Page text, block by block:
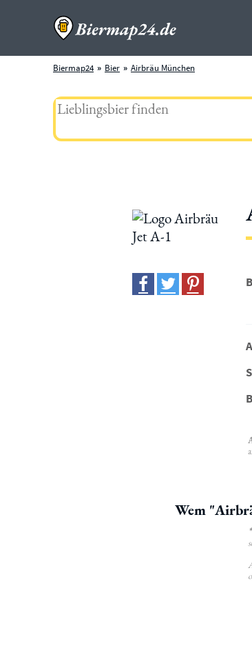
Biermap24 Bier Airbräu München
Wem
*